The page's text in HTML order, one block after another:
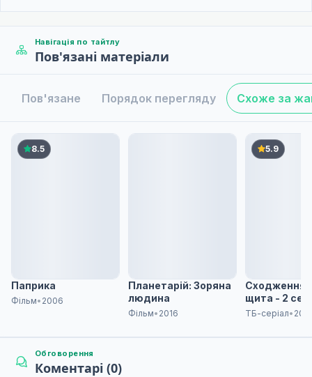
Навігація по тайтлу
Пов'язані матеріали
Пов'язане Порядок перегляду Схоже за
8.5
Паприка
Фільм• 2006
Планетарій: Зоряна
людина
Фільм• 2016
5.9
Сходження
щита - 2
ТБ-серіал•
Обговорення
Коментарі (0)